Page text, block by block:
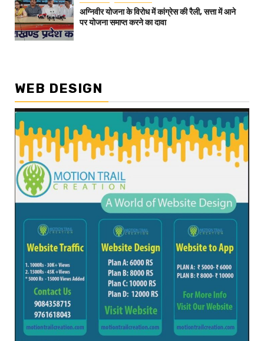
अग्निवीर योजना के विरोध में कांग्रेस की रैली, सत्ता में आने
पर योजना समाप्त करने का दावा
WEB DESIGN